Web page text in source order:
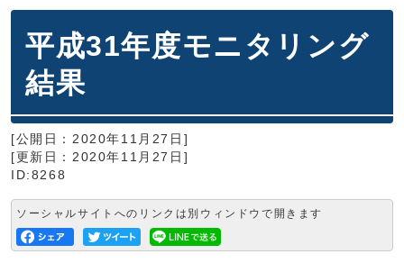
平成31年度モニタリング
結果
[公開日：2020年11月27日]
[更新日：2020年11月27日]
ID:8268
ソーシャルサイトへのリンクは別ウィンドウで開きます